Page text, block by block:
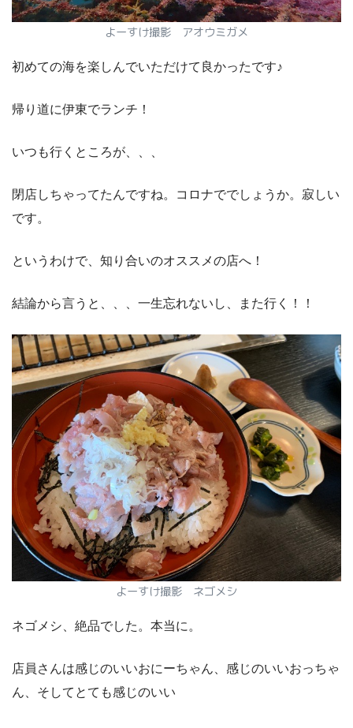
よーすけ撮影 アオウミガメ
初めての海を楽しんでいただけて良かったです♪
帰り道に伊東でランチ！
いつも行くところが、、、
閉店しちゃってたんですね。コロナででしょうか。寂しい
です。
というわけで、知り合いのオススメの店へ！
結論から言うと、、、一生忘れないし、また行く！！
よーすけ撮影 ネゴメシ
ネゴメシ、絶品でした。本当に。
店員さんは感じのいいおにーちゃん、感じのいいおっちゃ
ん、そしてとても感じのいい